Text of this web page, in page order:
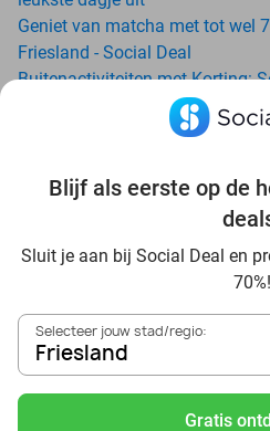
Blijf als eerste op de
Sluit je aan bij Social Deal en
70%!
Selecteer jouw stad/regio:
Friesland
Gratis
Geniet van matcha met tot wel
Friesland - Social Deal
Buitenactiviteiten met Korting:
Ga voordelig de padelbaan op
Geniet van je vakantie in
Ervaar de kwaliteit van het Van
Voordelig genieten bij
Friesland
Ervaar de warme sfeer van het
Met hoge korting naar de
Skiën met korting in Friesland?